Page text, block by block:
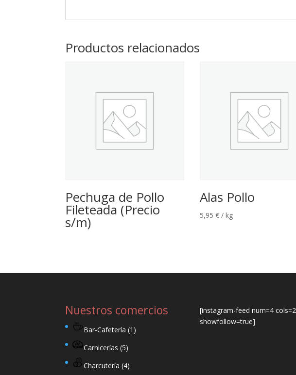
Productos relacionados
Pechuga de Pollo
Fileteada (Precio
s/m)
Alas Pollo
5,95€ / kg
Nuestros comercios
Bar-Cafetería (1)
Carnicerías (5)
Charcutería (4)
[instagram-feed num=4 cols=2
showfollow=true]